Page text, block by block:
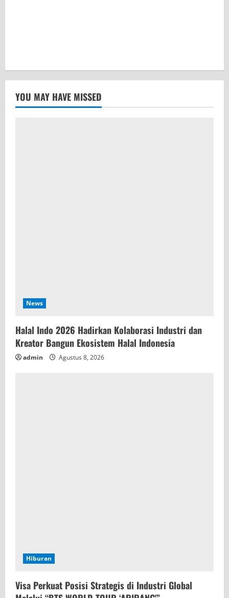
YOU MAY HAVE MISSED
News
Halal Indo 2026 Hadirkan Kolaborasi Industri dan
Kreator Bangun Ekosistem Halal Indonesia
admin Agustus 8, 2026
Hiburan
Visa Perkuat Posisi Strategis di Industri Global